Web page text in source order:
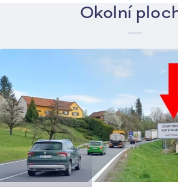
Okolní